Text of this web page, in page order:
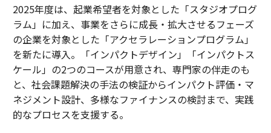
2025年度は、起業希望者を対象とした「スタジオプログ
ラム」に加え、事業をさらに成長・拡大させるフェーズ
の企業を対象とした「アクセラレーションプログラム」
を新たに導入。「インパクトデザイン」「インパクトス
ケール」の2つのコースが用意され、専門家の伴走のも
と、社会課題解決の手法の検証からインパクト評価・マ
ネジメント設計、多様なファイナンスの検討まで、実践
的なプロセスを支援する。